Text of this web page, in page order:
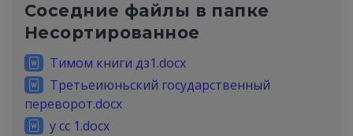
Соседние файлы в папке
Несортированное
Тимом книги дз1.docx
Третьеиюньский государственный
переворот.docx
у сс 1.docx